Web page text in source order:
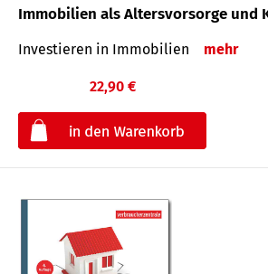
Immobilien als Altersvorsorge und
Investieren in Immobilien mehr
22,90 €